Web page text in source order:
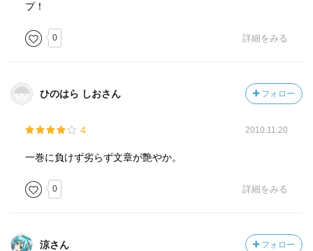
プ！
0 詳細をみる
ひのはら しおさん フォロー
4 2010.11.20
一巻に負けず劣らず文章が艶やか。
0 詳細をみる
涼さん フォロー